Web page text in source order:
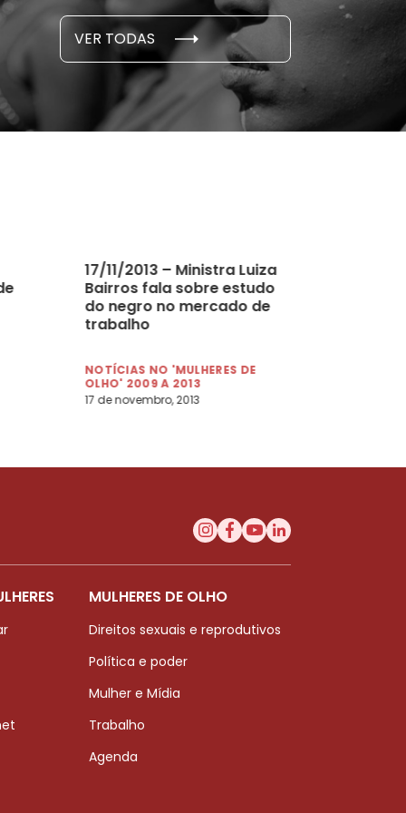
VER TODAS
E PESQUISAS
novembro, 2021
17/11/2013 – Ministra Luiza
Bairros fala sobre estudo
do negro no mercado de
trabalho
NOTÍCIAS NO 'MULHERES DE
OLHO' 2009 A 2013
17 de novembro, 2013
MULHERES DE OLHO
Direitos sexuais e reprodutivos
Política e poder
Mulher e Mídia
Trabalho
Agenda